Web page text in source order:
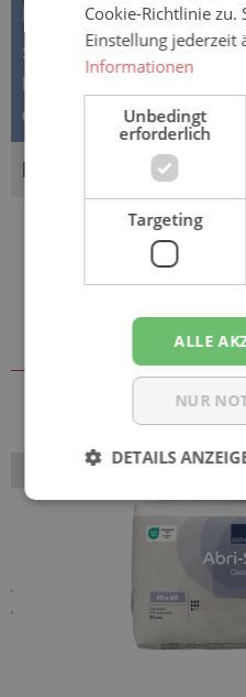
BESCHREIBUNG
Seni Soft SUPER -
oder Stuhl als Schu…Mehr
BEWERTUNGEN
Sie könnten
Artikeln
Cookie-Richtlinie zu.
Einstellung jederzeit
Informationen
Unbedingt
erforderlich
Targeting
ALLE
NUR
DETAILS